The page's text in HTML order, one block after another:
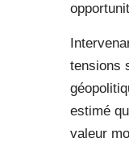
tensions
estimé
valeur